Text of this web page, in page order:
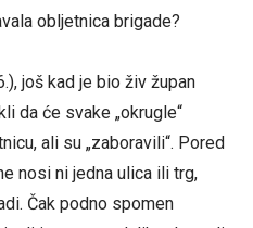
obljetnica brigade?
još kad je bio živ župan
da će svake „okrugle“
ali su „zaboravili“. Pored
nosi ni jedna ulica ili trg,
Čak podno spomen